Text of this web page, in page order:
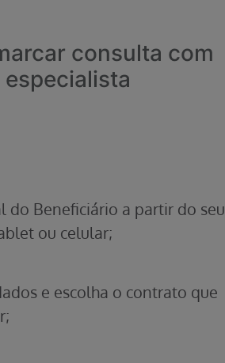
consulta com
especialista
do Beneficiário a partir do seu
ou celular;
e escolha o contrato que